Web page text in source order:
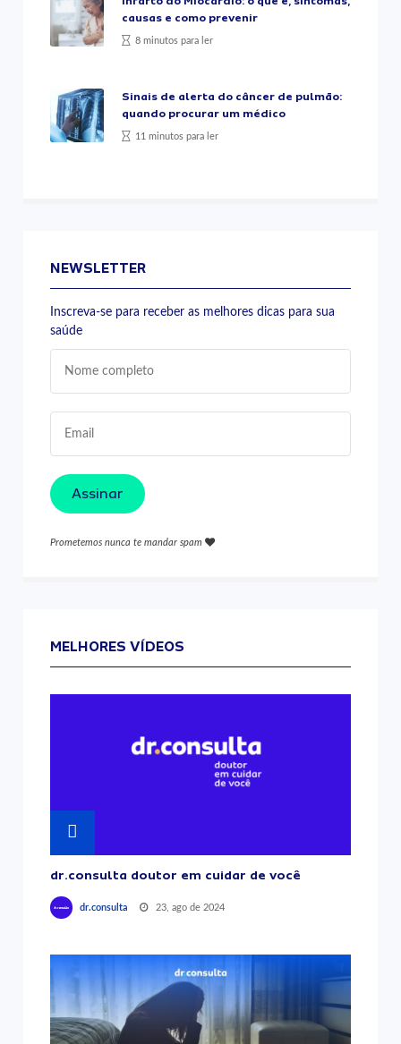
causas e como prevenir
8 minutos para ler
Sinais de alerta do câncer de pulmão:
quando procurar um médico
11 minutos para ler
NEWSLETTER
Inscreva-se para receber as melhores dicas para sua
saúde
Assinar
Prometemos nunca te mandar spam
MELHORES VÍDEOS
dr.consulta doutor em cuidar de você
dr.consulta 23, ago de 2024